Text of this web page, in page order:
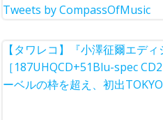
Tweets by CompassOfMusic
【タワレコ】『小澤征爾エデ
［187UHQCD+51Blu-spec
ーベルの枠を超え、初出